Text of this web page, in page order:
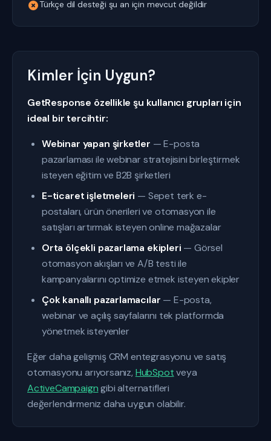
Türkçe dil desteği şu an için mevcut değildir
Kimler İçin Uygun?
GetResponse özellikle şu kullanıcı grupları için
ideal bir tercihtir:
Webinar yapan şirketler — E-posta
pazarlaması ile webinar stratejisini birleştirmek
isteyen eğitim ve B2B şirketleri
E-ticaret işletmeleri — Sepet terk e-
postaları, ürün önerileri ve otomasyon ile
satışları artırmak isteyen online mağazalar
Orta ölçekli pazarlama ekipleri — Görsel
otomasyon akışları ve A/B testi ile
kampanyalarını optimize etmek isteyen ekipler
Çok kanallı pazarlamacılar — E-posta,
webinar ve açılış sayfalarını tek platformda
yönetmek isteyenler
Eğer daha gelişmiş CRM entegrasyonu ve satış
otomasyonu arıyorsanız, HubSpotveya
ActiveCampaigngibi alternatifleri
değerlendirmeniz daha uygun olabilir.